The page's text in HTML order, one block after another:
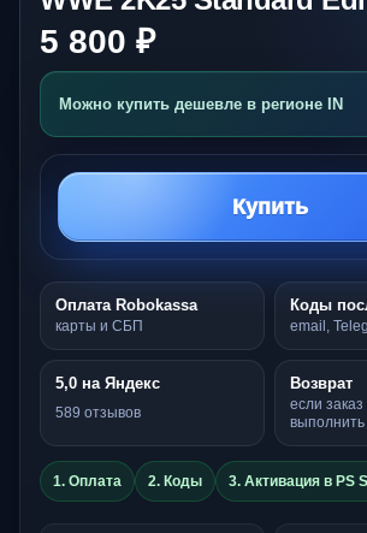
5 800 ₽
Можно купить дешевле в регионе IN
Купить
Оплата Robokassa
карты и СБП
Коды
email,
5,0 на Яндекс
589 отзывов
Возврат
если
выполнить
1. Оплата 2. Коды 3. Активация в PS